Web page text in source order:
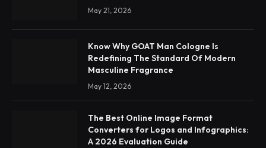
May 21, 2026
Know Why GOAT Man Cologne Is
Redefining The Standard Of Modern
Masculine Fragrance
May 12, 2026
The Best Online Image Format
Converters for Logos and Infographics:
A 2026 Evaluation Guide